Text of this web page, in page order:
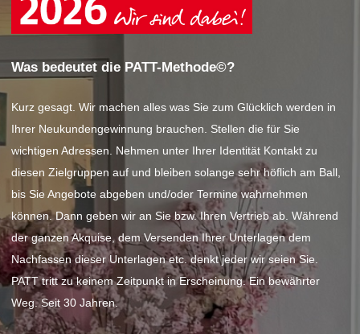
Was bedeutet die PATT-Methode©?
Kurz gesagt. Wir machen alles was Sie zum Glücklich werden in
Ihrer Neukundengewinnung brauchen. Stellen die für Sie
wichtigen Adressen. Nehmen unter Ihrer Identität Kontakt zu
diesen Zielgruppen auf und bleiben solange sehr höflich am Ball,
bis Sie Angebote abgeben und/oder Termine wahrnehmen
können. Dann geben wir an Sie bzw. Ihren Vertrieb ab. Während
der ganzen Akquise, dem Versenden Ihrer Unterlagen dem
Nachfassen dieser Unterlagen etc. denkt jeder wir seien Sie.
PATT tritt zu keinem Zeitpunkt in Erscheinung. Ein bewährter
Weg. Seit 30 Jahren.